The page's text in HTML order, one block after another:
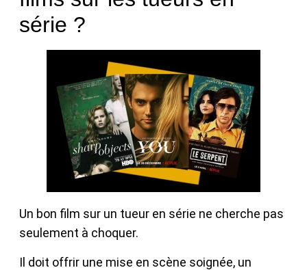
série ?
Un bon film sur un tueur en série ne cherche pas
seulement à choquer.
Il doit offrir une mise en scène soignée, un